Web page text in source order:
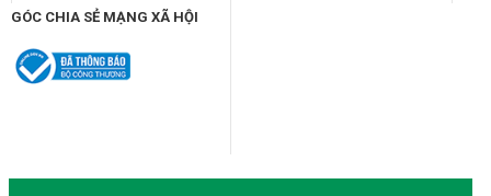
GÓC CHIA SẺ MẠNG XÃ HỘI